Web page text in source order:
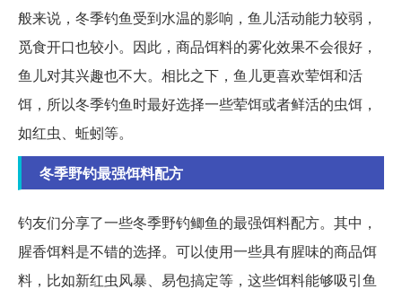
般来说，冬季钓鱼受到水温的影响，鱼儿活动能力较弱，
觅食开口也较小。因此，商品饵料的雾化效果不会很好，
鱼儿对其兴趣也不大。相比之下，鱼儿更喜欢荤饵和活
饵，所以冬季钓鱼时最好选择一些荤饵或者鲜活的虫饵，
如红虫、蚯蚓等。
冬季野钓最强饵料配方
钓友们分享了一些冬季野钓鲫鱼的最强饵料配方。其中，
腥香饵料是不错的选择。可以使用一些具有腥味的商品饵
料，比如新红虫风暴、易包搞定等，这些饵料能够吸引鱼